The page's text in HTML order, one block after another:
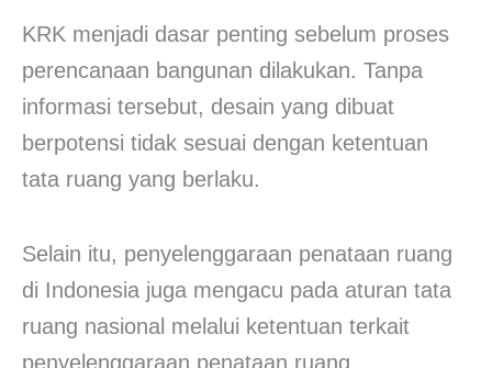
KRK menjadi dasar penting sebelum proses
perencanaan bangunan dilakukan. Tanpa
informasi tersebut, desain yang dibuat
berpotensi tidak sesuai dengan ketentuan
tata ruang yang berlaku.
Selain itu, penyelenggaraan penataan ruang
di Indonesia juga mengacu pada aturan tata
ruang nasional melalui ketentuan terkait
penyelenggaraan penataan ruang.